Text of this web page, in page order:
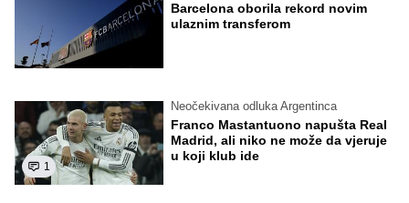
Barcelona oborila rekord novim
ulaznim transferom
1
Neočekivana odluka Argentinca
Franco Mastantuono napušta Real
Madrid, ali niko ne može da vjeruje
u koji klub ide